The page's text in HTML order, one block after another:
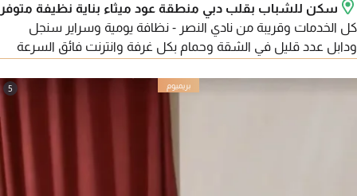
سكن للشباب بقلب دبي منطقة عود ميثاء بناية نظيفة متوفر
كل الخدمات وقريبة من نادي النصر - نظافة يومية وسراير سنجل
ودابل عدد قليل في الشقة وحمام بكل غرفة وانترنت فائق السرعة
5